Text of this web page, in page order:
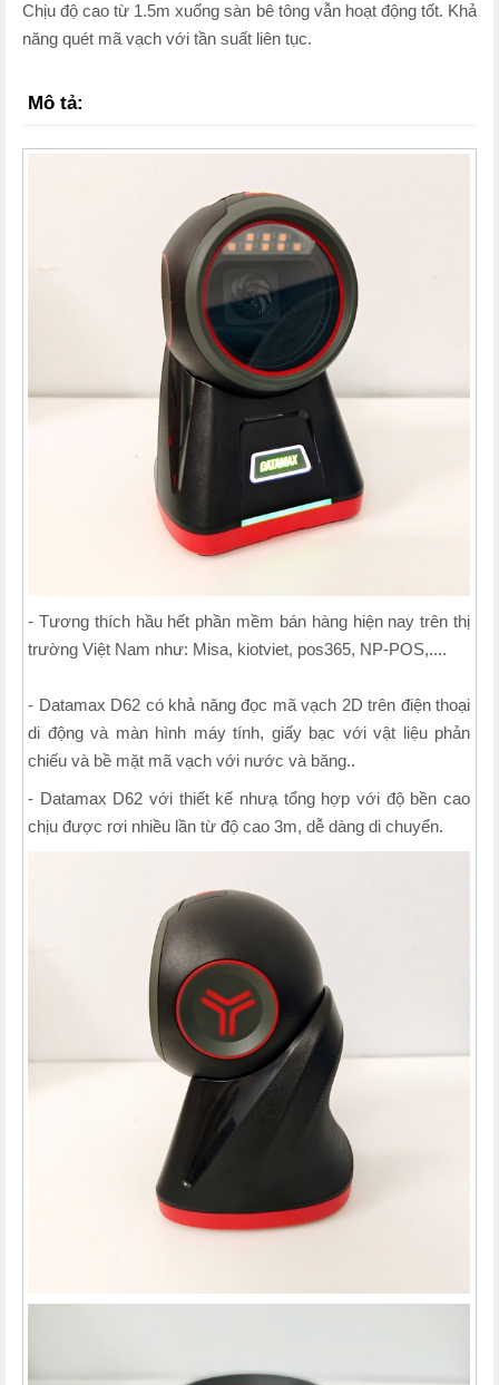
Chịu độ cao từ 1.5m xuống sàn bê tông vẫn hoạt động tốt. Khả
năng quét mã vạch với tần suất liên tục.
Mô tả:
- Tương thích hầu hết phần mềm bán hàng hiện nay trên thị
trường Việt Nam như: Misa, kiotviet, pos365, NP-POS,....
- Datamax D62 có khả năng đọc mã vạch 2D trên điện thoại
di động và màn hình máy tính, giấy bạc với vật liệu phản
chiếu và bề mặt mã vạch với nước và băng..
- Datamax D62 với thiết kế nhưạ tổng hợp với độ bền cao
chịu được rơi nhiều lần từ độ cao 3m, dễ dàng di chuyển.